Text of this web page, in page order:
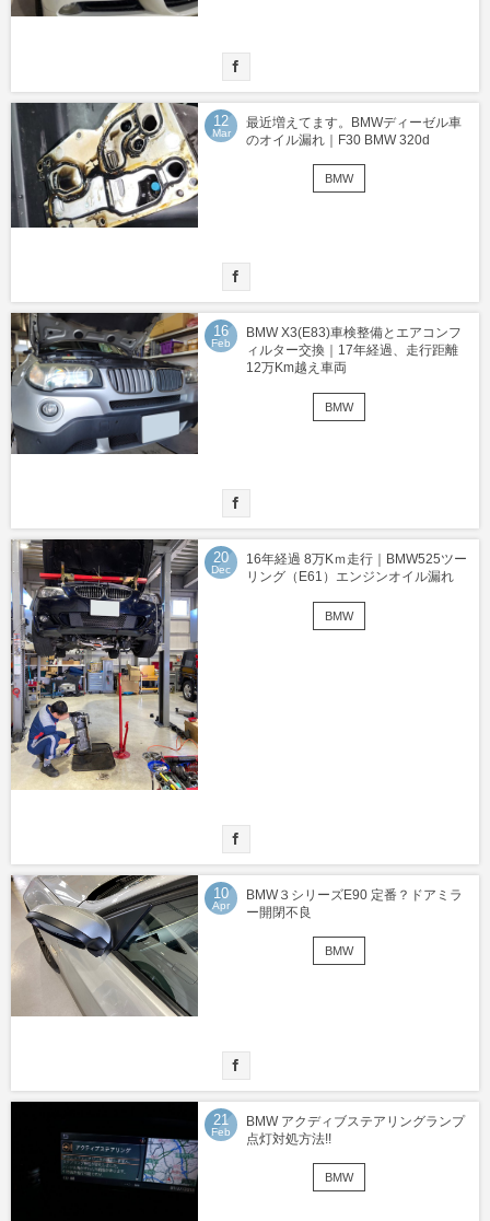
12
Mar
最近増えてます。BMWディーゼル車
のオイル漏れ｜F30 BMW 320d
BMW
16
Feb
BMW X3(E83)車検整備とエアコンフ
ィルター交換｜17年経過、走行距離
12万Km越え車両
BMW
20
Dec
16年経過 8万Kｍ走行｜BMW525ツー
リング（E61）エンジンオイル漏れ
BMW
10
Apr
BMW３シリーズE90 定番？ドアミラ
ー開閉不良
BMW
21
Feb
BMW アクディブステアリングランプ
点灯対処方法!!
BMW